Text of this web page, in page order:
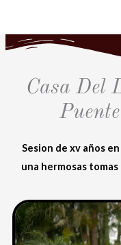
contenido
Casa Del
Sesion de xv años
una hermosas